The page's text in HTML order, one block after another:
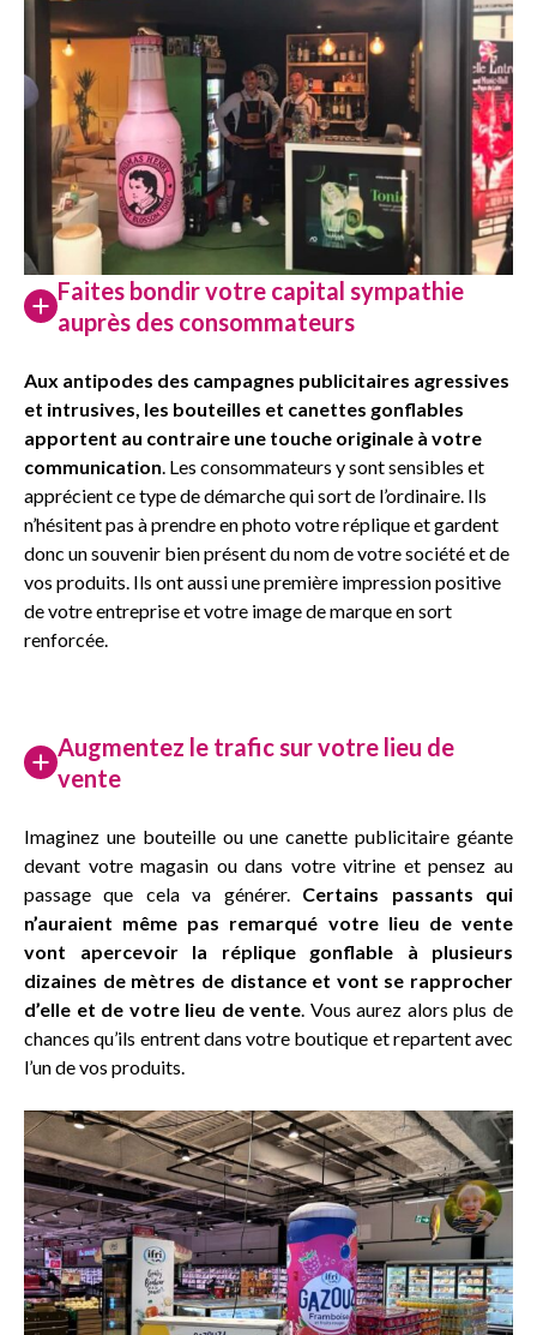
Faites bondir votre capital sympathie
auprès des consommateurs
Aux antipodes des campagnes publicitaires agressives
et intrusives, les bouteilles et canettes gonflables
apportent au contraire une touche originale à votre
communication . Les consommateurs y sont sensibles et
apprécient ce type de démarche qui sort de l’ordinaire. Ils
n’hésitent pas à prendre en photo votre réplique et gardent
donc un souvenir bien présent du nom de votre société et de
vos produits. Ils ont aussi une première impression positive
de votre entreprise et votre image de marque en sort
renforcée.
Augmentez le trafic sur votre lieu de
vente
Imaginez une bouteille ou une canette publicitaire géante
devant votre magasin ou dans votre vitrine et pensez au
passage que cela va générer. Certains passants qui
n’auraient même pas remarqué votre lieu de vente
vont apercevoir la réplique gonflable à plusieurs
dizaines de mètres de distance et vont se rapprocher
d’elle et de votre lieu de vente . Vous aurez alors plus de
chances qu’ils entrent dans votre boutique et repartent avec
l’un de vos produits.